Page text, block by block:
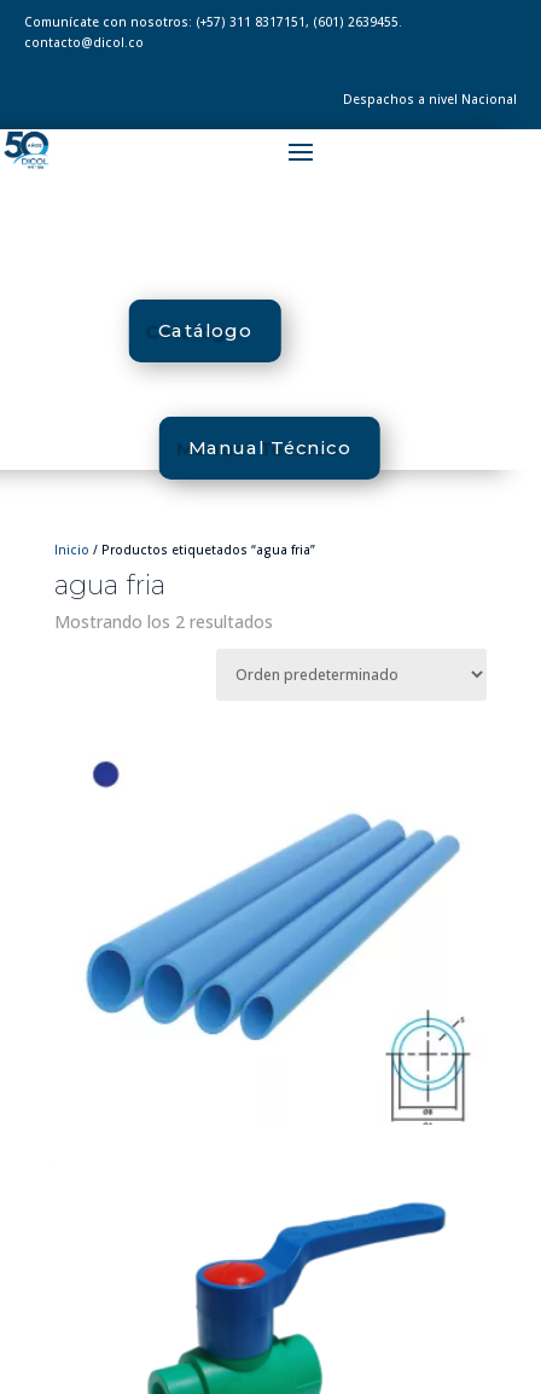
Comunícate con nosotros: (+57) 311 8317151, (601) 2639455.
contacto@dicol.co
Despachos a nivel Nacional
Catálogo
Manual Técnico
Inicio / Productos etiquetados “agua fria”
agua fria
Mostrando los 2 resultados